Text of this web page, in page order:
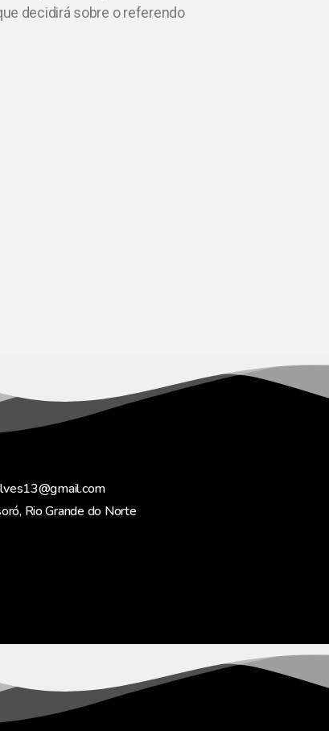
decidirá sobre o referendo
Rio Grande do Norte